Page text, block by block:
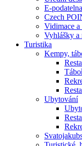
E-podatelna
Czech
Vidimace a
Vyhlášky a
Turistika
Kempy,
Ubytování